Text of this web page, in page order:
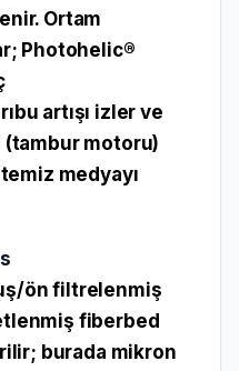
Ortam
Photohelic®
bu artışı izler ve
motoru)
medyayı
ön filtrelenmiş
fiberbed
burada mikron